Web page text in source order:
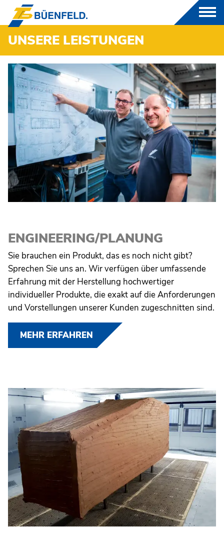
PRODUKTE
BRANCHEN
LEISTUNGEN
UNTERNEHMEN
DOWNLOADS
KARRIERE
UNSERE LEISTUNGEN
ENGINEERING/PLANUNG
Sie brauchen ein Produkt, das es noch nicht gibt?
Sprechen Sie uns an. Wir verfügen über umfassende
Erfahrung mit der Herstellung hochwertiger
individueller Produkte, die exakt auf die Anforderungen
und Vorstellungen unserer Kunden zugeschnitten sind.
MEHR ERFAHREN